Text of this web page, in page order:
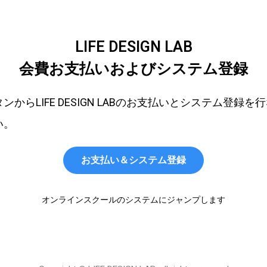
LIFE DESIGN LAB
会費お支払いおよびシステム登録
からLIFE DESIGN LABのお支払いとシステム登録を
お支払い＆システム登録
オンラインスクールのシステムにジャンプします